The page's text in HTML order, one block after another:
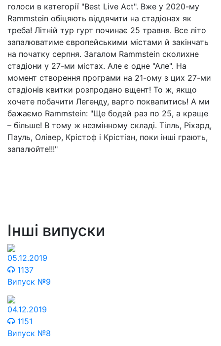
голоси в категорії "Best Live Act". Вже у 2020-му
Rammstein обіцяють віддячити на стадіонах як
треба! Літній тур гурт починає 25 травня. Все літо
запалюватиме європейськими містами й закінчать
на початку серпня. Загалом Rammstein сколихне
стадіони у 27-ми містах. Але є одне "Але". На
момент створення програми на 21-ому з цих 27-ми
стадіонів квитки розпродано вщент! То ж, якщо
хочете побачити Легенду, варто поквапитись! А ми
бажаємо Rammstein: "Ще бодай раз по 25, а краще
– більше! В тому ж незмінному складі. Тілль, Ріхард,
Пауль, Олівер, Крістоф і Крістіан, поки інші грають,
запалюйте!!!"
Інші випуски
05.12.2019
1137
Випуск №9
04.12.2019
1151
Випуск №8